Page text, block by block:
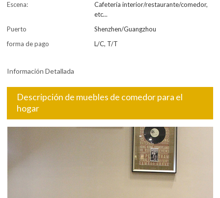
Escena:
Cafetería interior/restaurante/comedor,
etc...
Puerto
Shenzhen/Guangzhou
forma de pago
L/C, T/T
Información Detallada
Descripción de muebles de comedor para el
hogar